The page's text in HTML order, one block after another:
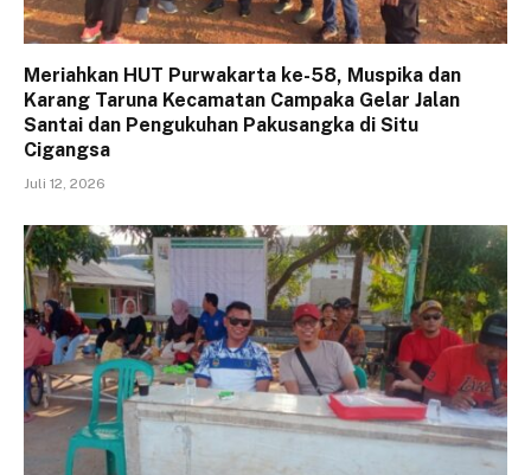
Meriahkan HUT Purwakarta ke-58, Muspika dan
Karang Taruna Kecamatan Campaka Gelar Jalan
Santai dan Pengukuhan Pakusangka di Situ
Cigangsa
Juli 12, 2026